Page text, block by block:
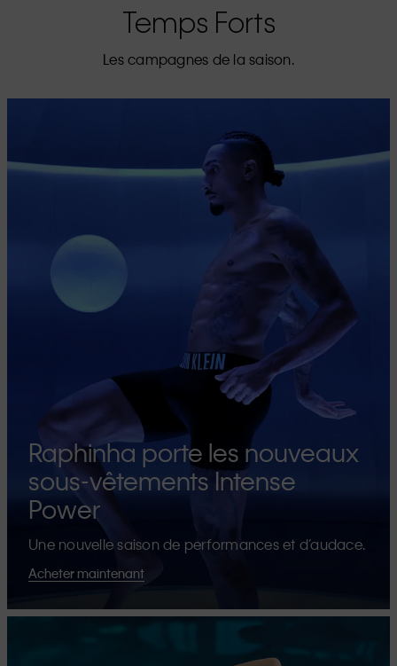
Temps Forts
Les campagnes de la saison.
Raphinha porte les nouveaux
sous-vêtements Intense
Power
Une nouvelle saison de performances et d’audace.
Acheter maintenant